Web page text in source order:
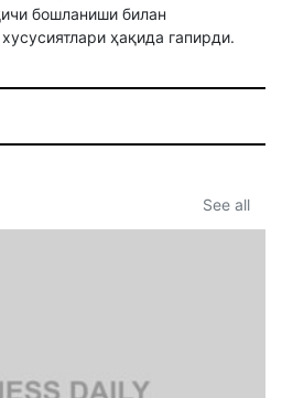
бошланиши билан
ҳақида гапирди.
See all